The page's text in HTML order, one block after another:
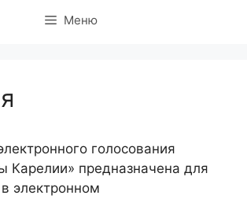
Меню
голосования
Карелии» предназначена для
электронном